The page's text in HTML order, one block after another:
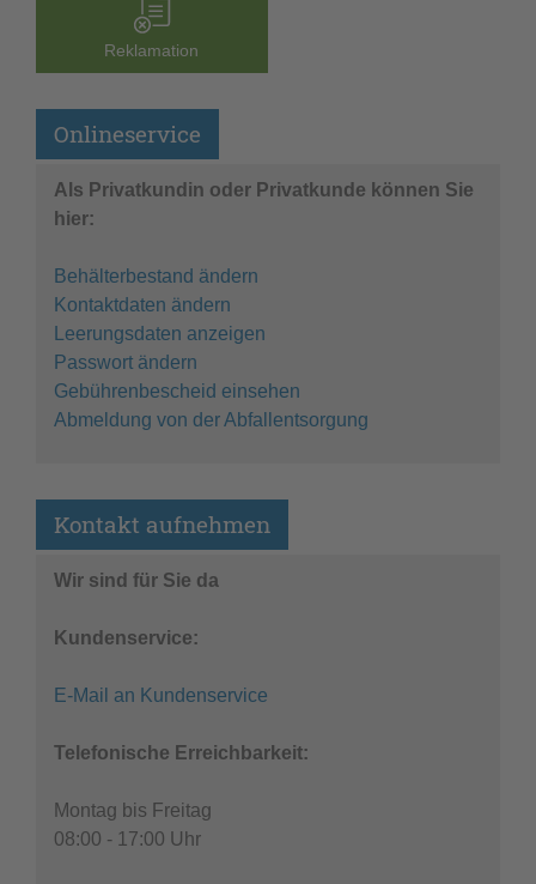
Reklamation
Onlineservice
Als Privatkundin oder Privatkunde können Sie
hier:
Behälterbestand ändern
Kontaktdaten ändern
Leerungsdaten anzeigen
Passwort ändern
Gebührenbescheid einsehen
Abmeldung von der Abfallentsorgung
Kontakt aufnehmen
Wir sind für Sie da
Kundenservice:
E-Mail an Kundenservice
Telefonische Erreichbarkeit:
Montag bis Freitag
08:00 - 17:00 Uhr